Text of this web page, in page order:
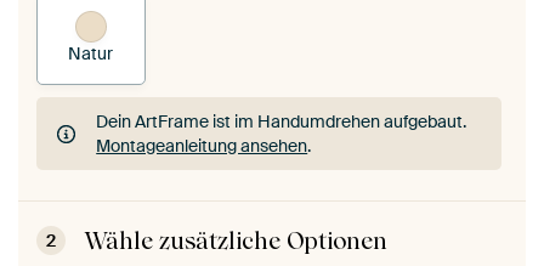
Natur
Dein ArtFrame ist im Handumdrehen aufgebaut.
Montageanleitung ansehen.
Dein ArtFrame ist im Handumdrehen aufgebaut.
Montageanleitung ansehen
2 Wähle zusätzliche Optionen